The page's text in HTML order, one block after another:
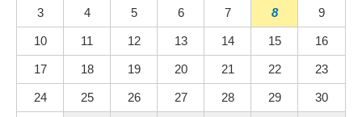
3 4 5 6 7 8 9
10 11 12 13 14 15 16
17 18 19 20 21 22 23
24 25 26 27 28 29 30